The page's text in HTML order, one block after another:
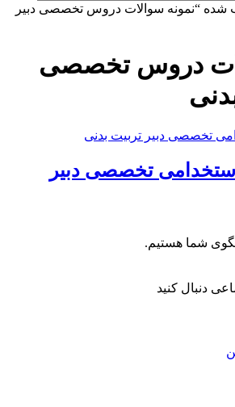
“نمونه سوالات دروس تخصصی دبیر
دروس تخصصی
تخصصی دبیر
شما هستیم.
دنبال کنید